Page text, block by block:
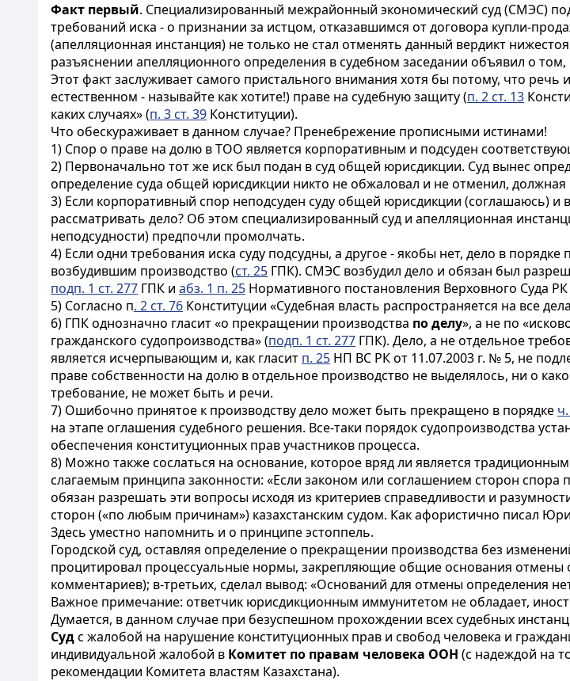
Факт первый. Специализированный межрайонный экономический суд (СМЭС)
требований иска - о признании за истцом, отказавшимся от договора купли-
(апелляционная инстанция) не только не стал отменять данный вердикт
разъяснении апелляционного определения в судебном заседании объявил о
Этот факт заслуживает самого пристального внимания хотя бы потому, что
естественном - называйте как хотите!) праве на судебную защиту(п. 2 ст. 13
каких случаях» (п. 3 ст. 39 Конституции).
Что обескураживает в данном случае? Пренебрежение прописными истинами!
1) Спор о праве на долю в ТОО является корпоративным и подсуден
2) Первоначально тот же иск был подан в суд общей юрисдикции. Суд вынес
определение суда общей юрисдикции никто не обжаловал и не отменил,
3) Если корпоративный спор неподсуден суду общей юрисдикции (соглашаюсь)
рассматривать дело? Об этом специализированный суд и апелляционная
неподсудности) предпочли промолчать.
4) Если одни требования иска суду подсудны, а другое - якобы нет, дело в
возбудившим производство (ст. 25 ГПК). СМЭС возбудил дело и обязан был
подп. 1 ст. 277 ГПК и абз. 1 п. 25 Нормативного постановления Верховного Суда
5) Согласно п. 2 ст. 76 Конституции «Судебная власть распространяется на все
6) ГПК однозначно гласит «о прекращении производства по делу», а не по
гражданского судопроизводства» (подп. 1 ст. 277 ГПК). Дело, а не отдельное
является исчерпывающим и, как гласит п. 25 НП ВС РК от 11.07.2003 г. № 5, не
праве собственности на долю в отдельное производство не выделялось, ни о
требование, не может быть и речи.
7) Ошибочно принятое к производству дело может быть прекращено в порядке
на этапе оглашения судебного решения. Все-таки порядок судопроизводства
обеспечения конституционных прав участников процесса.
8) Можно также сослаться на основание, которое вряд ли является
слагаемым принципа законности: «Если законом или соглашением сторон спора
обязан разрешать эти вопросы исходя из критериев справедливости и
сторон («по любым причинам») казахстанским судом. Как афористично писал
Здесь уместно напомнить и о принципе эстоппель.
Городской суд, оставляя определение о прекращении производства без
процитировал процессуальные нормы, закрепляющие общие основания отмены
комментариев); в-третьих, сделал вывод: «Оснований для отмены определения
Важное примечание: ответчик юрисдикционным иммунитетом не обладает,
Думается, в данном случае при безуспешном прохождении всех судебных
Судс жалобой на нарушение конституционных прав и свобод человека и
индивидуальной жалобой в Комитет по правам человека ООН (с надеждой на
рекомендации Комитета властям Казахстана).